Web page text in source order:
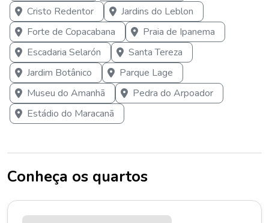
Cristo Redentor
Jardins do Leblon
Forte de Copacabana
Praia de Ipanema
Escadaria Selarón
Santa Tereza
Jardim Botânico
Parque Lage
Museu do Amanhã
Pedra do Arpoador
Estádio do Maracanã
Conheça os quartos